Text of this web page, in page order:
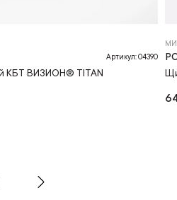
Артикул: 04390
КБТ ВИЗИОН® TITAN